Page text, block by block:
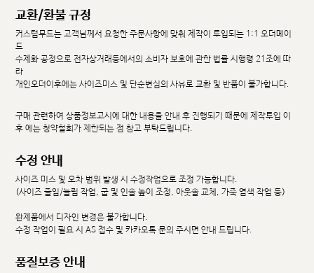
교환/환불 규정
커스텀무드는 고객님께서 요청한 주문사항에 맞춰 제작이 투입되는 1:1 오더메이
드
수제화 공정으로 전자상거래등에서의 소비자 보호에 관한 법률 시행령 21조에 따
라
개인오더이후에는 사이즈미스 및 단순변심의 사유로 교환 및 반품이 불가합니다.
구매 관련하여 상품정보고시에 대한 내용을 안내 후 진행되기 때문에 제작투입 이
후 에는 청약철회가 제한되는 점 참고 부탁드립니다.
수정 안내
사이즈 미스 및 오차 범위 발생 시 수정작업으로 조정 가능합니다.
(사이즈 줄임/늘림 작업, 굽 및 인솔 높이 조정, 아웃솔 교체, 가죽 염색 작업 등)
완제품에서 디자인 변경은 불가합니다.
수정 작업이 필요 시 AS 접수 및 카카오톡 문의 주시면 안내 드립니다.
품질보증 안내